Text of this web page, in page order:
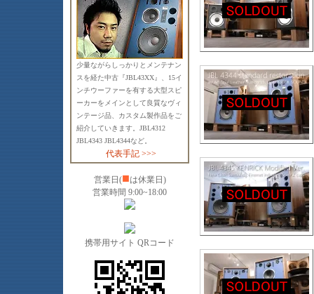
少量ながらしっかりとメンテナン
スを経た中古『JBL43XX』、15イ
ンチウーファーを有する大型スピ
ーカーをメインとして良質なヴィ
ンテージ品、カスタム製作品をご
紹介していきます。JBL4312
JBL4343 JBL4344など。
代表手記 >>>
営業日(■は休業日)
営業時間 9:00~18:00
携帯用サイト QRコード